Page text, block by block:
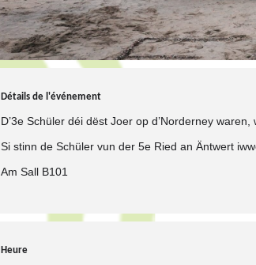
Détails de l'événement
D’3e Schüler déi dëst Joer op d’Norderney
Si stinn de Schüler vun der 5e Ried an Äntwert
Am Sall B101
Heure